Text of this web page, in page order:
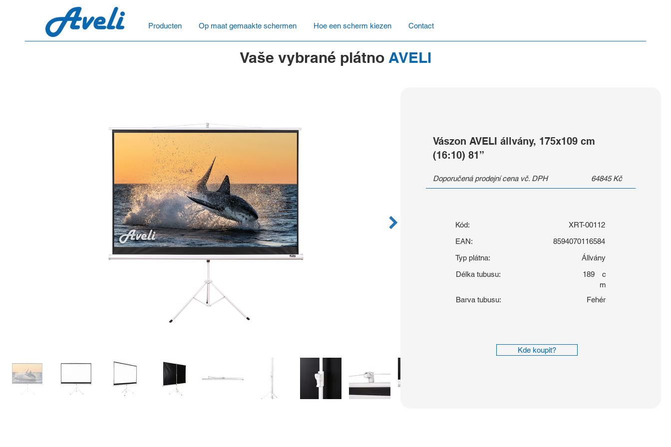
Producten Op maat gemaakte schermen Hoe een scherm kiezen Contact
Vaše vybrané plátno AVELI
Vászon AVELI állvány, 175x109 cm
(16:10) 81”
Doporučená prodejní cena vč. DPH 64845 Kč
Kód:
XRT-00112
EAN:
8594070116584
Typ plátna:
Állvány
Délka tubusu:
189
c
m
Barva tubusu:
Fehér
Kde koupit?